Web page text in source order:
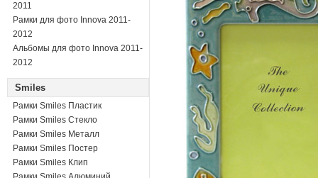
2011
Рамки для фото Innova 2011-
2012
Альбомы для фото Innova 2011-
2012
Smiles
Рамки Smiles Пластик
Рамки Smiles Стекло
Рамки Smiles Металл
Рамки Smiles Постер
Рамки Smiles Клип